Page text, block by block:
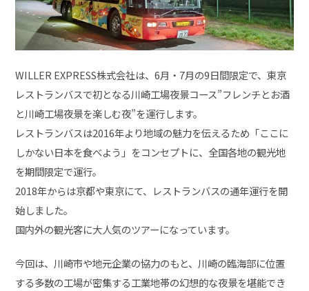
WILLER EXPRESS株式会社は、6月・7月の9日間限定で、東京
レストランバスで初となる川崎工場夜景コース”フレンチとお酒
と川崎工場夜景を楽しむ夜”を運行します。
レストランバスは2016年より地域の魅力を伝えるため「ここに
しかない日本を食べよう」をコンセプトに、全国各地の観光地
を期間限定で運行。
2018年からは京都や東京にて、レストランバスの通年運行を開
始しました。
国内外の観光客に大人気のツアーになっています。
今回は、川崎市や地元企業の協力のもと、川崎の臨海部に位置
する多数の工場が密集する工業地帯の幻想的な夜景を堪能でき